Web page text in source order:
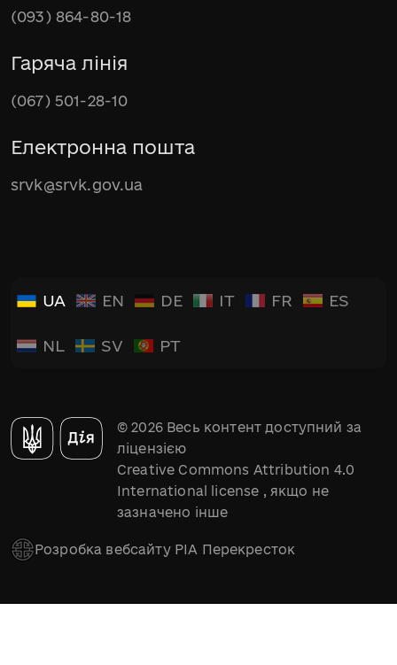
(093) 864-80-18
Гаряча лінія
(067) 501-28-10
Електронна пошта
srvk@srvk.gov.ua
UA EN DE IT FR ES
NL SV PT
© 2026 Весь контент доступний за
ліцензією
Creative Commons Attribution 4.0
International license , якщо не
зазначено інше
Розробка вебсайту РІА Перекресток